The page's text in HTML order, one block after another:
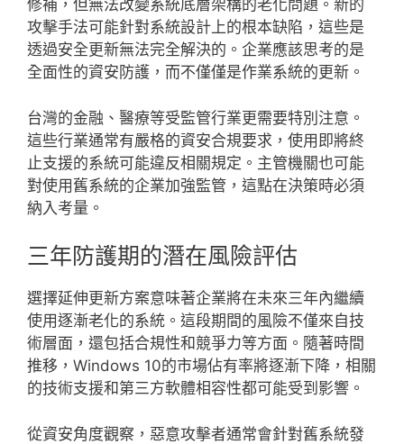
修補，但無法改變系統底層架構的老化問題。新的
攻擊手法可能針對系統設計上的根本缺陷，這些是
透過安全更新無法完全解決的。企業應該思考的是
全面性的資安防護，而不僅僅是作業系統的更新。
台灣的金融、醫療等受監管行業更需要特別注意。
這些行業通常有嚴格的資安合規要求，使用即將終
止支援的系統可能違反相關規定。主管機關也可能
對使用舊系統的企業加強監管，這點在決策時必須
納入考量。
三年防護期的潛在風險評估
選擇延伸更新方案意味著企業將在未來三年內繼續
使用逐漸老化的系統。這段期間的風險不僅來自技
術層面，還包括合規性和競爭力等方面。隨著時間
推移，Windows 10的市場佔有率將逐漸下降，相關
的技術支援和第三方軟體相容性都可能受到影響。
從資安角度觀察，惡意攻擊者通常會針對舊系統發